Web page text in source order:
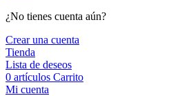
¿No tienes cuenta aún?
Crear una cuenta
Tienda
Lista de deseos
0 artículos Carrito
Mi cuenta